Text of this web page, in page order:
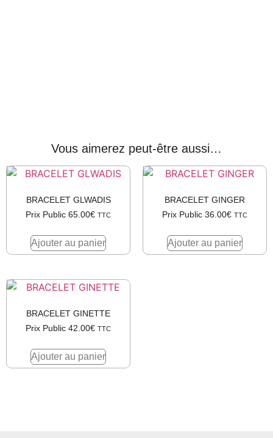
Vous aimerez peut-être aussi…
BRACELET GLWADIS
Prix Public 65.00€ TTC
Ajouter au panier
BRACELET GINGER
Prix Public 36.00€ TTC
Ajouter au panier
BRACELET GINETTE
Prix Public 42.00€ TTC
Ajouter au panier